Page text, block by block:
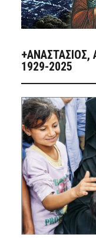
+ΑΝΑΣΤΆΣΙΟΣ,
1929-2025